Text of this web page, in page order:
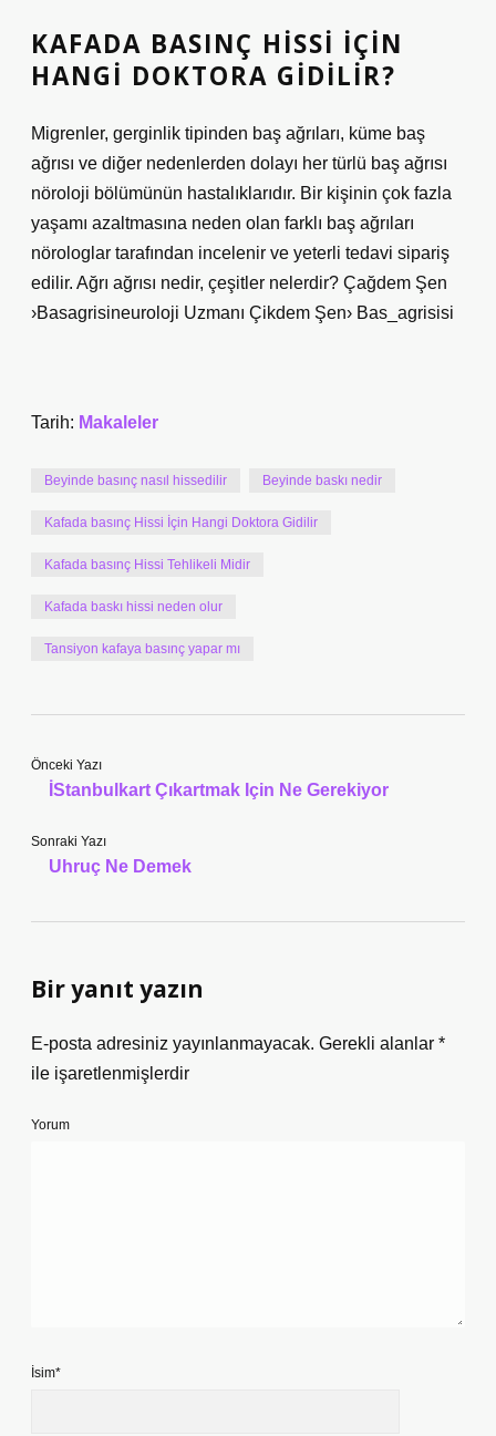
KAFADA BASINÇ HISSI İÇIN
HANGI DOKTORA GIDILIR?
Migrenler, gerginlik tipinden baş ağrıları, küme baş
ağrısı ve diğer nedenlerden dolayı her türlü baş ağrısı
nöroloji bölümünün hastalıklarıdır. Bir kişinin çok fazla
yaşamı azaltmasına neden olan farklı baş ağrıları
nörologlar tarafından incelenir ve yeterli tedavi sipariş
edilir. Ağrı ağrısı nedir, çeşitler nelerdir? Çağdem Şen
›Basagrisineuroloji Uzmanı Çikdem Şen› Bas_agrisisi
Tarih: Makaleler
Beyinde basınç nasıl hissedilir Beyinde baskı nedir
Kafada basınç Hissi İçin Hangi Doktora Gidilir
Kafada basınç Hissi Tehlikeli Midir
Kafada baskı hissi neden olur
Tansiyon kafaya basınç yapar mı
Önceki Yazı
İStanbulkart Çıkartmak Için Ne Gerekiyor
Sonraki Yazı
Uhruç Ne Demek
Bir yanıt yazın
E-posta adresiniz yayınlanmayacak. Gerekli alanlar *
ile işaretlenmişlerdir
Yorum
İsim*